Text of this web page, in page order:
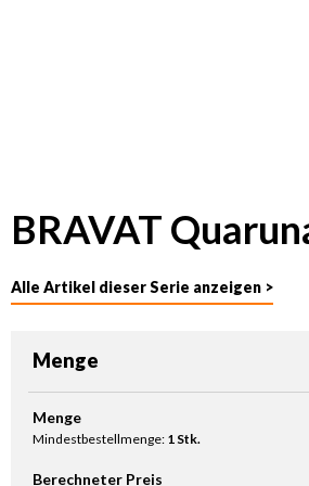
BRAVAT
Alle Artikel dieser Serie anzeigen >
Menge
Produkt Anzahl: Gib den gewünschten
Menge
Mindestbestellmenge: 1 Stk.
Berechneter Preis